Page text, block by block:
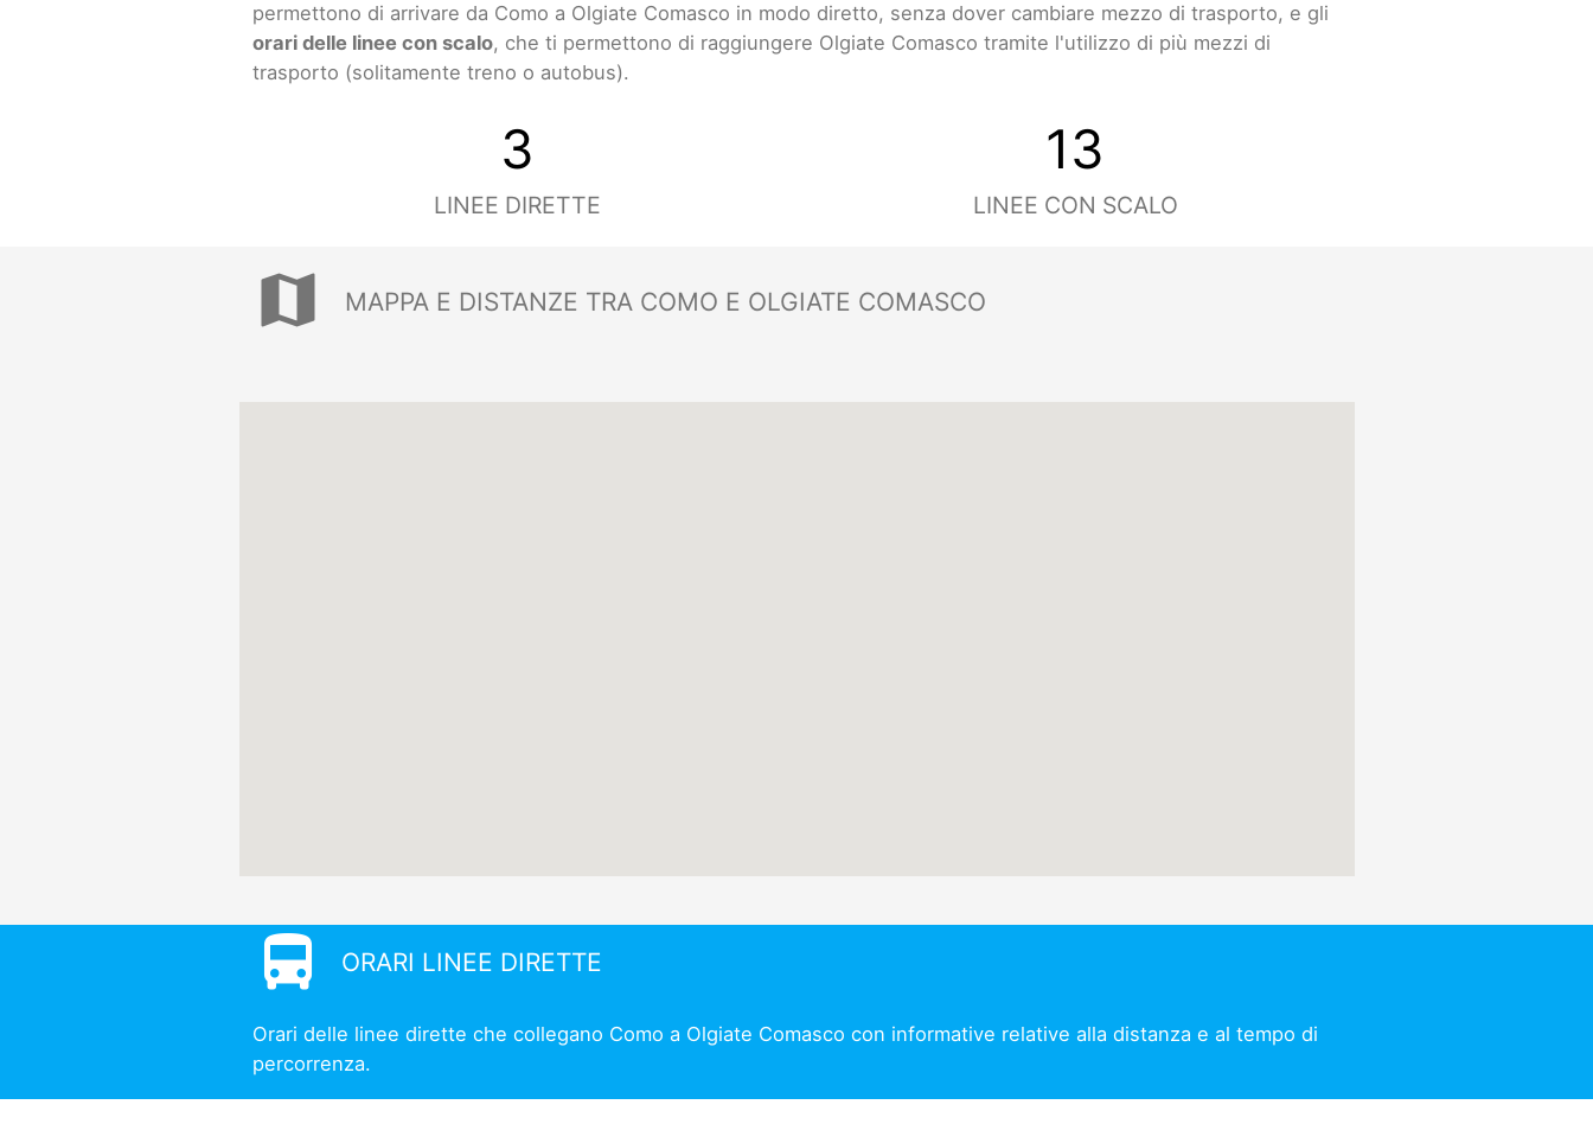
permettono di arrivare da Como a Olgiate Comasco in modo diretto, senza dover cambiare mezzo di trasporto, e gli
orari delle linee con scalo, che ti permettono di raggiungere Olgiate Comasco tramite l'utilizzo di più mezzi di
trasporto (solitamente treno o autobus).
3
LINEE DIRETTE
13
LINEE CON SCALO
map MAPPA E DISTANZE TRA COMO E OLGIATE COMASCO
directions_bus ORARI LINEE DIRETTE
Orari delle linee dirette che collegano Como a Olgiate Comasco con informative relative alla distanza e al tempo di
percorrenza.